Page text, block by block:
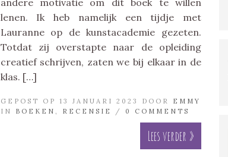
lenen. Ik heb namelijk een tijdje met
Lauranne op de kunstacademie gezeten.
Totdat zij overstapte naar de opleiding
creatief schrijven, zaten we bij elkaar in de
klas. […]
GEPOST OP 13 JANUARI 2023 DOOR
EMMY
IN
BOEKEN , RECENSIE / 0 COMMENTS
Lees verder »